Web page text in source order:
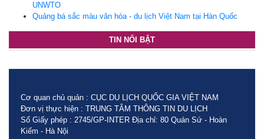
UNWTO
Quảng bá sắc màu văn hóa - du lịch Việt Nam tại Hàn Quốc
TIN NỔI BẬT
Cơ quan chủ quản : CỤC DU LỊCH QUỐC GIA VIỆT NAM
Đơn vị thực hiện : TRUNG TÂM THÔNG TIN DU LỊCH
Số Giấy phép : 2745/GP-INTER Địa chỉ: 80 Quán Sứ - Hoàn
Kiếm - Hà Nội